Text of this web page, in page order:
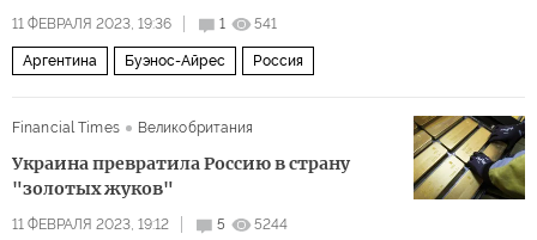
11 ФЕВРАЛЯ 2023, 19:36 1 541
Аргентина Буэнос-Айрес Россия
Financial Times Великобритания
Украина превратила Россию в страну
"золотых жуков"
11 ФЕВРАЛЯ 2023, 19:12 5 5244